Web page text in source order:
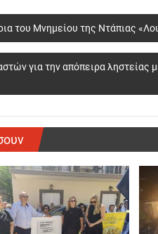
του Μνημείου της Ντάπιας
για την απόπειρα ληστείας